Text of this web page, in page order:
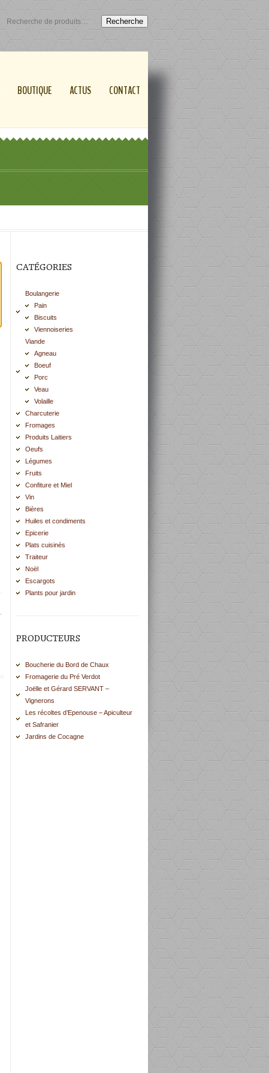
Recherche
BOUTIQUE ACTUS CONTACT
CATÉGORIES
Boulangerie
Pain
Biscuits
Viennoiseries
Viande
Agneau
Boeuf
Porc
Veau
Volaille
Charcuterie
Fromages
Produits Laitiers
Oeufs
Légumes
Fruits
Confiture et Miel
Vin
Bières
Huiles et condiments
Epicerie
Plats cuisinés
Traiteur
Noël
Escargots
Plants pour jardin
PRODUCTEURS
Boucherie du Bord de Chaux
Fromagerie du Pré Verdot
Joëlle et Gérard SERVANT –
Vignerons
Les récoltes d’Epenouse – Apiculteur
et Safranier
Jardins de Cocagne